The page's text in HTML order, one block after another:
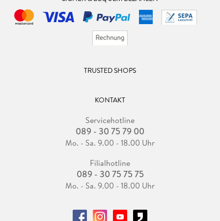
TRUSTED SHOPS
KONTAKT
Servicehotline
089 - 30 75 79 00
Mo. - Sa. 9.00 - 18.00 Uhr
Filialhotline
089 - 30 75 75 75
Mo. - Sa. 9.00 - 18.00 Uhr